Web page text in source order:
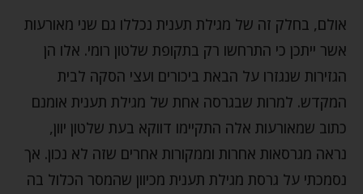
אולם, בחלק זה של מגילת תענית נכללו גם שני מאורעות
אשר ייתכן כי התרחשו רק בתקופת שלטון רומי. אלו הן
הגזירות שנגזרו על הבאת ביכורים ועצי הסקה לבית
המקדש. למרות שבגרסה אחת של מגילת תענית אומנם
כתוב שמאורעות אלה התקיימו דווקא בעת שלטון יוון,
נראה מגרסאות אחרות וממקורות אחרים שזה לא נכון. אך
נסמכתי על גרסת מגילת תענית מכיוון שהמסר הכלול בה